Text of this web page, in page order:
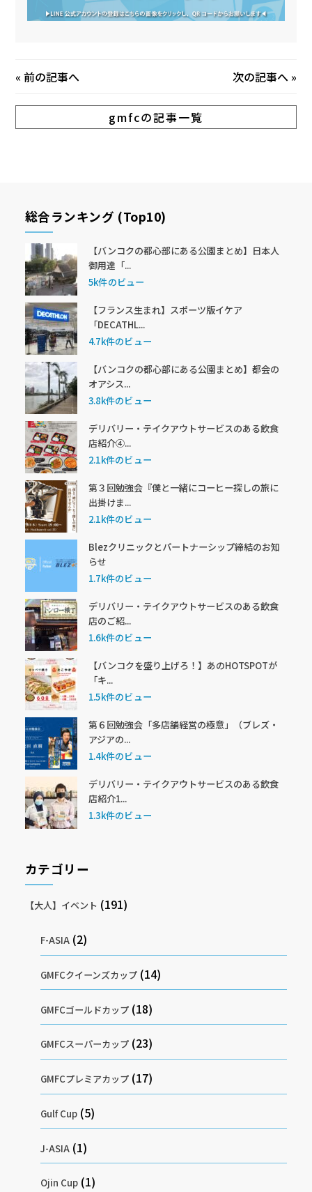
«前の記事へ 次の記事へ »
gmfcの記事一覧
総合ランキング (Top10)
【バンコクの都心部にある公園まとめ】日本人
御用達「...
5k件のビュー
【フランス生まれ】スポーツ版イケア
「DECATHL...
4.7k件のビュー
【バンコクの都心部にある公園まとめ】都会の
オアシス...
3.8k件のビュー
デリバリー・テイクアウトサービスのある飲食
店紹介④...
2.1k件のビュー
第３回勉強会『僕と一緒にコーヒー探しの旅に
出掛けま...
2.1k件のビュー
Blezクリニックとパートナーシップ締結のお知
らせ
1.7k件のビュー
デリバリー・テイクアウトサービスのある飲食
店のご紹...
1.6k件のビュー
【バンコクを盛り上げろ！】あのHOTSPOTが
「キ...
1.5k件のビュー
第６回勉強会「多店舗経営の極意」（ブレズ・
アジアの...
1.4k件のビュー
デリバリー・テイクアウトサービスのある飲食
店紹介1...
1.3k件のビュー
カテゴリー
【大人】イベント (191)
F-ASIA (2)
GMFCクイーンズカップ (14)
GMFCゴールドカップ (18)
GMFCスーパーカップ (23)
GMFCプレミアカップ (17)
Gulf Cup (5)
J-ASIA (1)
Ojin Cup (1)